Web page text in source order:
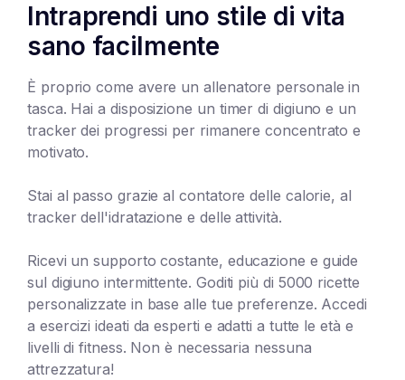
Intraprendi uno stile di vita
sano facilmente
È proprio come avere un allenatore personale in
tasca. Hai a disposizione un timer di digiuno e un
tracker dei progressi per rimanere concentrato e
motivato.
Stai al passo grazie al contatore delle calorie, al
tracker dell'idratazione e delle attività.
Ricevi un supporto costante, educazione e guide
sul digiuno intermittente. Goditi più di 5000 ricette
personalizzate in base alle tue preferenze. Accedi
a esercizi ideati da esperti e adatti a tutte le età e
livelli di fitness. Non è necessaria nessuna
attrezzatura!